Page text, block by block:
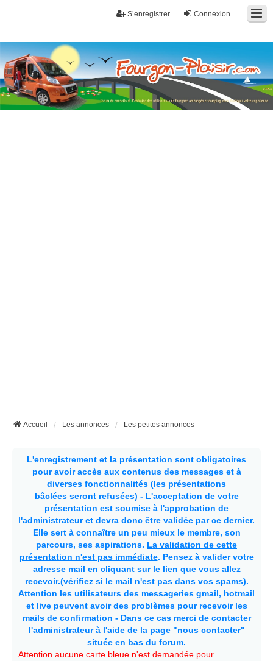
Connexion
S’enregistrer
Fourgon-plaisir.com
Forum de conseils et d'entraide des utilisateurs de fourgons, fourgons
aménagés, vans et de camping-car. Partagez votre expérience.
Accueil Les annonces Les petites annonces
L'enregistrement et la présentation sont obligatoires
pour avoir accès aux contenus des messages et à
diverses fonctionnalités (les présentations
bâclées seront refusées) - L'acceptation de votre
présentation est soumise à l'approbation de
l'administrateur et devra donc être validée par ce dernier.
Elle sert à connaître un peu mieux le membre, son
parcours, ses aspirations. La validation de cette
présentation n'est pas immédiate. Pensez à valider votre
adresse mail en cliquant sur le lien que vous allez
recevoir.(vérifiez si le mail n'est pas dans vos spams).
Attention les utilisateurs des messageries gmail, hotmail
et live peuvent avoir des problèmes pour recevoir les
mails de confirmation - Dans ce cas merci de contacter
l'administrateur à l'aide de la page "nous contacter"
située en bas du forum.
Attention aucune carte bleue n'est demandée pour